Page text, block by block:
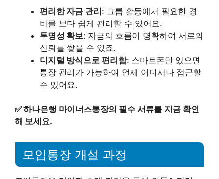
편리한 자금 관리: 그룹 활동에서 필요한 경
비를 보다 쉽게 관리할 수 있어요.
투명성 확보: 자금의 흐름이 명확하여 서로의
신뢰를 쌓을 수 있죠.
디지털 방식으로 편리함: 스마트폰만 있으면
통장 관리가 가능하여 언제 어디서나 접근할
수 있어요.
✅하나은행 마이너스통장의 필수 서류를 지금 확인
해 보세요.
모임통장 개설 과정